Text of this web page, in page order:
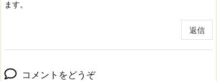
ます。
返信
コメントをどうぞ